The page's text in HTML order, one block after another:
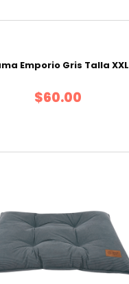
Emporio Gris Talla XXL
$60.00